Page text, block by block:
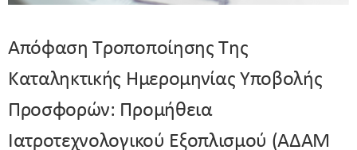
Απόφαση Τροποποίησης Της
Καταληκτικής Ημερομηνίας Υποβολής
Προσφορών: Προμήθεια
Ιατροτεχνολογικού Εξοπλισμού (ΑΔΑΜ